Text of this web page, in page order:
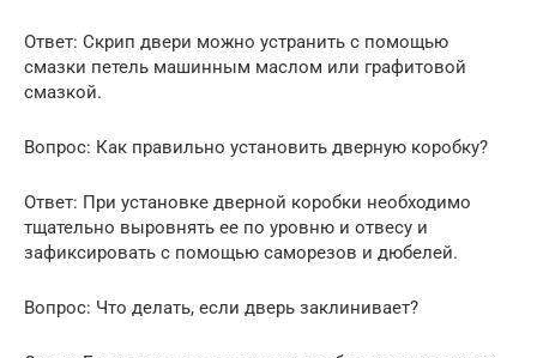
Ответ: Скрип двери можно устранить с помощью
смазки петель машинным маслом или графитовой
смазкой.
Вопрос: Как правильно установить дверную коробку?
Ответ: При установке дверной коробки необходимо
тщательно выровнять ее по уровню и отвесу и
зафиксировать с помощью саморезов и дюбелей.
Вопрос: Что делать, если дверь заклинивает?